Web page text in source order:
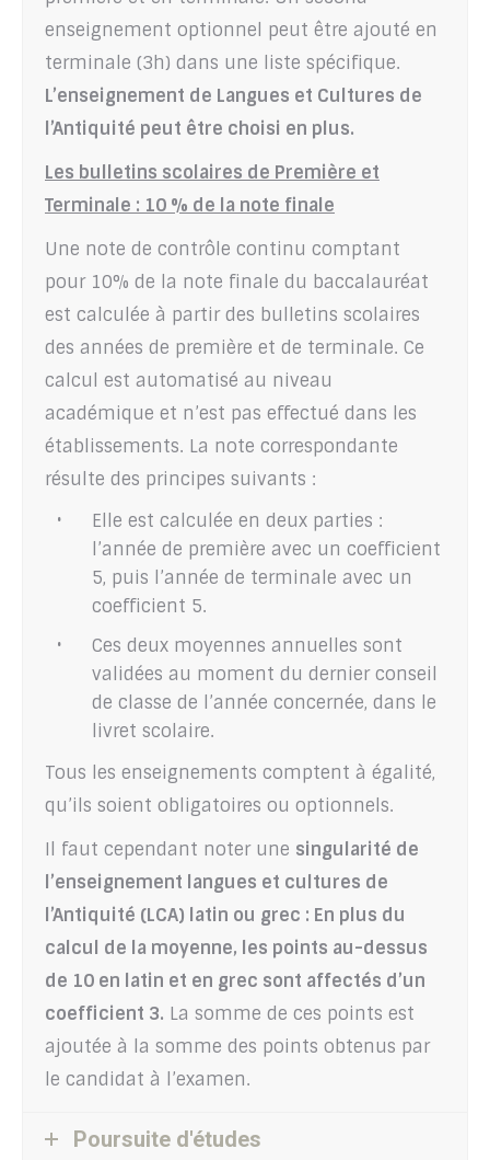
enseignement optionnel peut être ajouté en
terminale (3h) dans une liste spécifique.
L’enseignement de Langues et Cultures de
l’Antiquité peut être choisi en plus.
Les bulletins scolaires de Première et
Terminale : 10 % de la note finale
Une note de contrôle continu comptant
pour 10% de la note finale du baccalauréat
est calculée à partir des bulletins scolaires
des années de première et de terminale. Ce
calcul est automatisé au niveau
académique et n’est pas effectué dans les
établissements. La note correspondante
résulte des principes suivants :
Elle est calculée en deux parties :
l’année de première avec un coefficient
5, puis l’année de terminale avec un
coefficient 5.
Ces deux moyennes annuelles sont
validées au moment du dernier conseil
de classe de l’année concernée, dans le
livret scolaire.
Tous les enseignements comptent à égalité,
qu’ils soient obligatoires ou optionnels.
Il faut cependant noter une singularité de
l’enseignement langues et cultures de
l’Antiquité (LCA) latin ou grec : En plus du
calcul de la moyenne, les points au-dessus
de 10 en latin et en grec sont affectés d’un
coefficient 3. La somme de ces points est
ajoutée à la somme des points obtenus par
le candidat à l’examen.
Poursuite d'études